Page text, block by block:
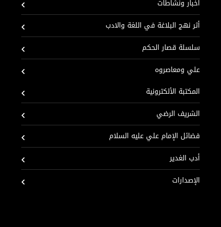
اخبار ونشاطات
أثر نهج البلاغة في اللغة والادب
سلسلة قصار الحكم
علي ومعاصروه
المكتبة الألكترونية
الشريف الرضي
فضائل الإمام علي عليه السلام
أدب الغدير
الإصدارات